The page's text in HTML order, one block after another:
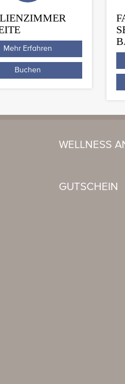
Mehr Erfahren
Buchen
WELLNESS
GUTSCHEIN